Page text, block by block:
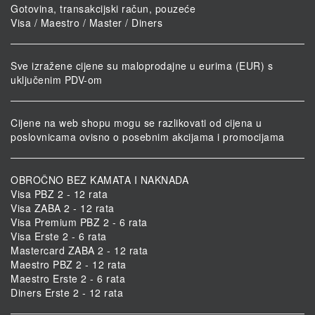
Gotovina, transakcijski račun, pouzeće
Visa / Maestro / Master / Diners
Sve izražene cijene su maloprodajne u eurima (EUR) s
uključenim PDV-om
Cijene na web shopu mogu se razlikovati od cijena u
poslovnicama ovisno o posebnim akcijama i promocijama
OBROČNO BEZ KAMATA I NAKNADA
Visa PBZ 2 - 12 rata
Visa ZABA 2 - 12 rata
Visa Premium PBZ 2 - 6 rata
Visa Erste 2 - 6 rata
Mastercard ZABA 2 - 12 rata
Maestro PBZ 2 - 12 rata
Maestro Erste 2 - 6 rata
Diners Erste 2 - 12 rata